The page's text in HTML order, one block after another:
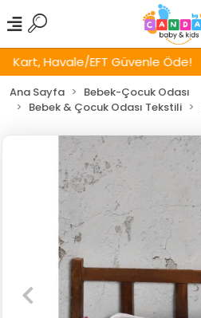
Havale/EFT Güvenle Öde!
Ana Sayfa
Bebek-Çocuk Odası
Bebek & Çocuk Odası Tekstili